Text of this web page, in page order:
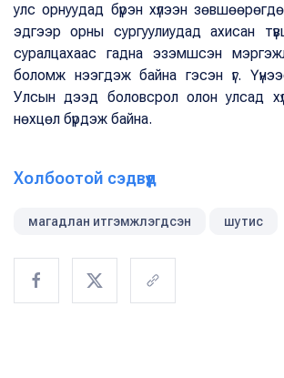
улс орнуудад бүрэн хүлээн
эдгээр орны сургуулиудад ахисан
суралцахаас гадна эзэмшсэн
боломж нээгдэж байна гэсэн үг.
Улсын дээд боловсрол олон улсад
нөхцөл бүрдэж байна.
Холбоотой сэдвүүд
магадлан итгэмжлэгдсэн шутис